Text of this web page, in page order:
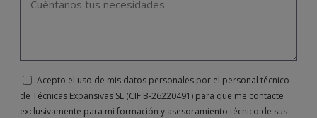
Acepto el uso de mis datos personales por el personal técnico
de Técnicas Expansivas SL (CIF B-26220491) para que me contacte
exclusivamente para mi formación y asesoramiento técnico de sus